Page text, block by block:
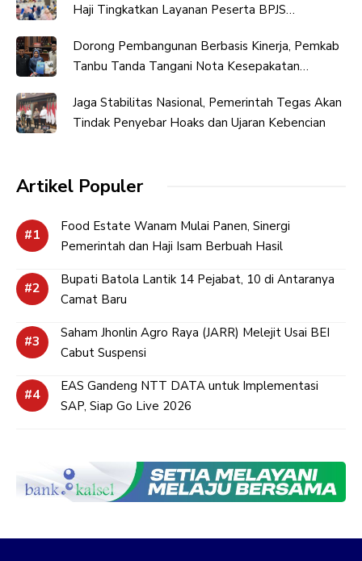
Haji Tingkatkan Layanan Peserta BPJS
Dorong Pembangunan Berbasis Kinerja, Pemkab
Tanbu Tanda Tangani Nota Kesepakatan
Jaga Stabilitas Nasional, Pemerintah Tegas Akan
Tindak Penyebar Hoaks dan Ujaran Kebencian
Artikel Populer
Food Estate Wanam Mulai Panen, Sinergi
Pemerintah dan Haji Isam Berbuah Hasil
Bupati Batola Lantik 14 Pejabat, 10 di Antaranya
Camat Baru
Saham Jhonlin Agro Raya (JARR) Melejit Usai BEI
Cabut Suspensi
EAS Gandeng NTT DATA untuk Implementasi
SAP, Siap Go Live 2026